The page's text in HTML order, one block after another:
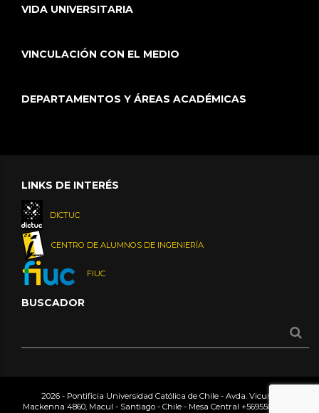
VIDA UNIVERSITARIA
VINCULACIÓN CON EL MEDIO
DEPARTAMENTOS Y ÁREAS ACADÉMICAS
LINKS DE INTERÉS
DICTUC
CENTRO DE ALUMNOS DE INGENIERÍA
FIUC
BUSCADOR
2026 - Pontificia Universidad Católica de Chile - Avda. Vicuña
Mackenna 4860, Macul - Santiago - Chile - Mesa Central +56955042000